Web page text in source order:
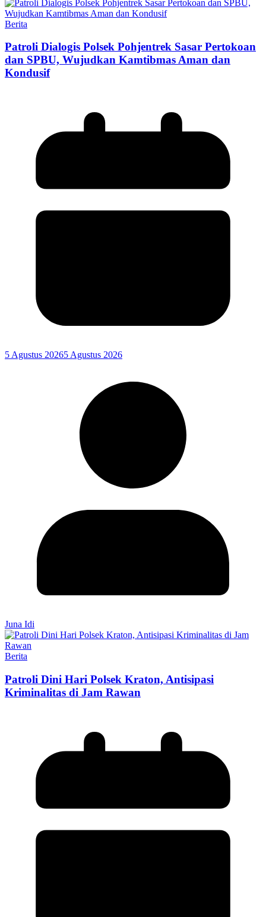
Berita
Patroli Dialogis Polsek Pohjentrek Sasar Pertokoan
dan SPBU, Wujudkan Kamtibmas Aman dan
Kondusif
5 Agustus 20265 Agustus 2026
Juna Idi
Berita
Patroli Dini Hari Polsek Kraton, Antisipasi
Kriminalitas di Jam Rawan